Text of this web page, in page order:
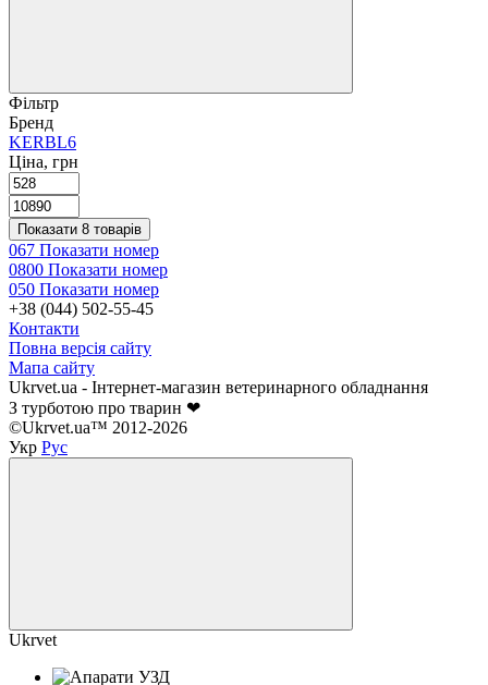
Фільтр
Бренд
KERBL6
Ціна, грн
Показати 8 товарів
067 Показати номер
0800 Показати номер
050 Показати номер
+38 (044) 502-55-45
Контакти
Повна версія сайту
Мапа сайту
Ukrvet.ua - Інтернет-магазин ветеринарного обладнання
З турботою про тварин ❤
©Ukrvet.ua™ 2012-2026
Укр Рус
Ukrvet